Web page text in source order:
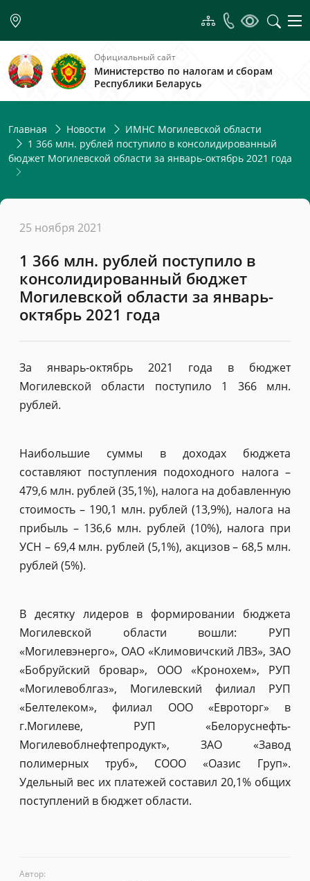
Официальный сайт
Министерство по налогам и сборам
Республики Беларусь
Главная Новости
ИМНС Могилевской области
1 366 млн. рублей поступило в консолидированный
бюджет Могилевской области за январь-октябрь 2021 года
25 ноября 2021
1 366 млн. рублей поступило в
консолидированный бюджет
Могилевской области за январь-
октябрь 2021 года
За январь-октябрь 2021 года в бюджет
Могилевской области поступило 1 366 млн.
рублей.
Наибольшие суммы в доходах бюджета
составляют поступления подоходного налога –
479,6 млн. рублей (35,1%), налога на добавленную
стоимость – 190,1 млн. рублей (13,9%), налога на
прибыль – 136,6 млн. рублей (10%), налога при
УСН – 69,4 млн. рублей (5,1%), акцизов – 68,5 млн.
рублей (5%).
В десятку лидеров в формировании бюджета
Могилевской области вошли: РУП
«Могилевэнерго», ОАО «Климовичский ЛВЗ», ЗАО
«Бобруйский бровар», ООО «Кронохем», РУП
«Могилевоблгаз», Могилевский филиал РУП
«Белтелеком», филиал ООО «Евроторг» в
г.Могилеве, РУП «Белоруснефть-
Могилевоблнефтепродукт», ЗАО «Завод
полимерных труб», СООО «Оазис Груп».
Удельный вес их платежей составил 20,1% общих
поступлений в бюджет области.
Автор: